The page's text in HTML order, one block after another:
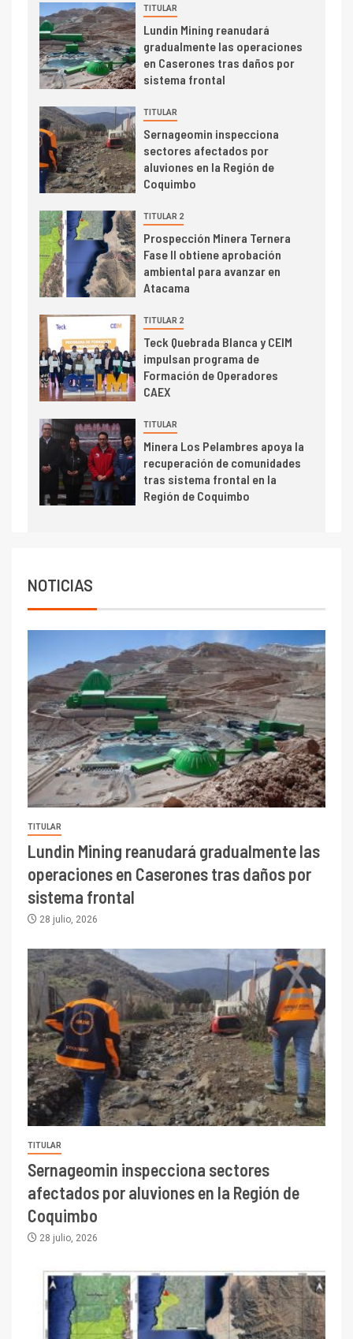
de San Antonio
2
I+D
Producción minera en mayo de
2026 cae 10,6%
3
PIB minero impacta el
crecimiento regional: Banco
Central reporta resultados
trimestre
4 I+D
Informe bimensual de
Cochilco: precio del cobre
alcanza máximos por escasez
de concentrados
5 I+D
Estudio revela cómo el precio
del cobre y educación superior
se relacionan en zonas
mineras
6
BHP proyecta producción de
cobre cercana a 2 millones de
toneladas tras récord en
Escondida
TITULAR
Lundin Mining reanudará
gradualmente las operaciones
en Caserones tras daños por
sistema frontal
TITULAR
Sernageomin inspecciona
sectores afectados por
aluviones en la Región de
Coquimbo
TITULAR 2
Prospección Minera Ternera
Fase II obtiene aprobación
ambiental para avanzar en
Atacama
TITULAR 2
Teck Quebrada Blanca y CEIM
impulsan programa de
Formación de Operadores
CAEX
TITULAR
Minera Los Pelambres apoya la
recuperación de comunidades
tras sistema frontal en la
Región de Coquimbo
NOTICIAS
TITULAR
Lundin Mining reanudará gradualmente las
operaciones en Caserones tras daños por
sistema frontal
28 julio, 2026
TITULAR
Sernageomin inspecciona sectores
afectados por aluviones en la Región de
Coquimbo
28 julio, 2026